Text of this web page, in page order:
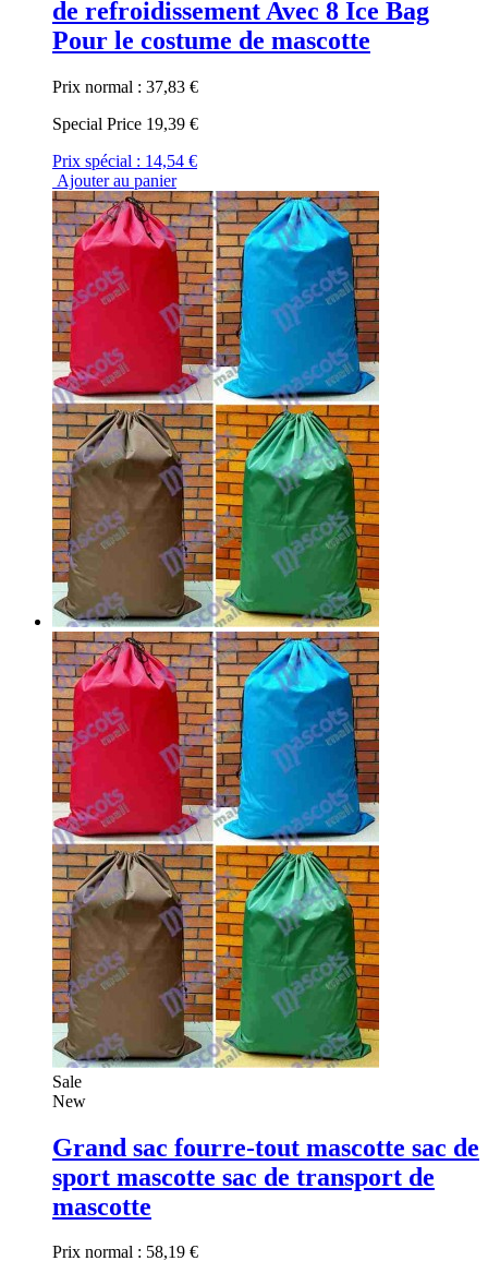
de refroidissement Avec 8 Ice Bag
Pour le costume de mascotte
Prix normal : 37,83 €
Special Price 19,39 €
Prix spécial : 14,54 €
Ajouter au panier
Sale
New
Grand sac fourre-tout mascotte sac de
sport mascotte sac de transport de
mascotte
Prix normal : 58,19 €